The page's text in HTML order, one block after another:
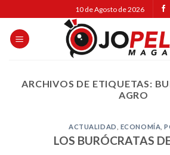
to
content
10 de Agosto de 2026
ARCHIVOS DE ETIQUETAS:
AGRO
ACTUALIDAD ECONOMÍA ,
LOS BURÓCRATAS